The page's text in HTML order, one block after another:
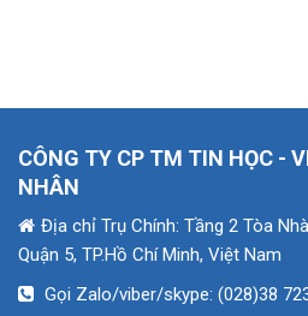
CÔNG TY CP TM TIN HỌC -
NHÂN
Địa chỉ Trụ Chính: Tầng 2 Tòa
Quận 5, TP.Hồ Chí Minh, Việt Nam
Gọi Zalo/viber/skype: (028)38